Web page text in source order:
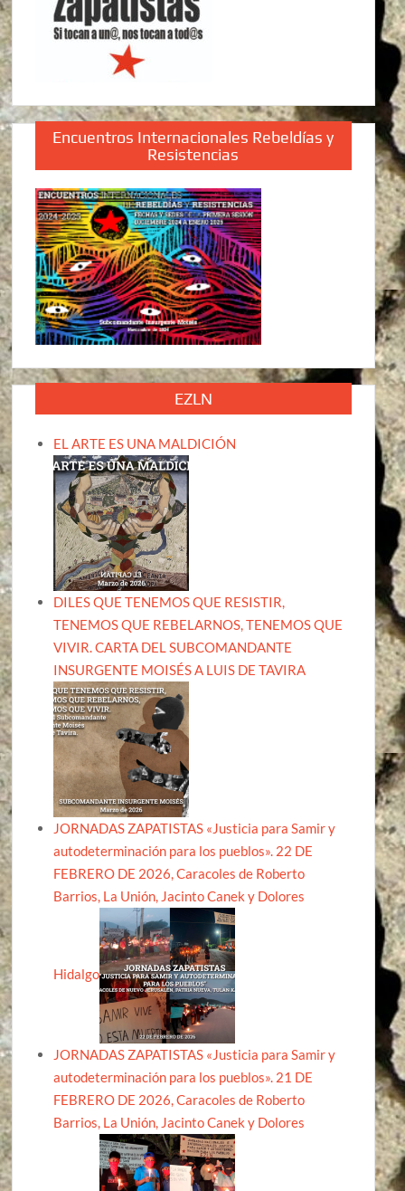
Encuentros Internacionales Rebeldías y
Resistencias
EZLN
EL ARTE ES UNA MALDICIÓN
DILES QUE TENEMOS QUE RESISTIR,
TENEMOS QUE REBELARNOS, TENEMOS QUE
VIVIR. CARTA DEL SUBCOMANDANTE
INSURGENTE MOISÉS A LUIS DE TAVIRA
JORNADAS ZAPATISTAS «Justicia para Samir y
autodeterminación para los pueblos». 22 DE
FEBRERO DE 2026, Caracoles de Roberto
Barrios, La Unión, Jacinto Canek y Dolores
Hidalgo
JORNADAS ZAPATISTAS «Justicia para Samir y
autodeterminación para los pueblos». 21 DE
FEBRERO DE 2026, Caracoles de Roberto
Barrios, La Unión, Jacinto Canek y Dolores